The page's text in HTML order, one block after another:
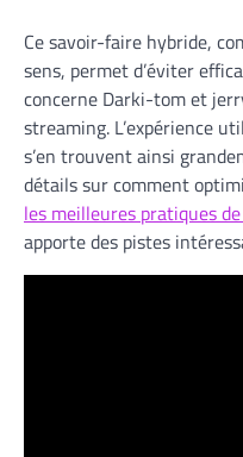
Ce savoir-faire hybride,
sens, permet d’éviter
concerne Darki-tom et
streaming. L’expérience
s’en trouvent ainsi
détails sur comment
les meilleures pratiques
apporte des pistes